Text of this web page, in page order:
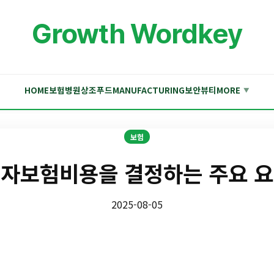
Growth Wordkey
HOME보험병원상조푸드MANUFACTURING보안뷰티MORE ▼
보험
보험비용을 결정하는 주요
2025-08-05